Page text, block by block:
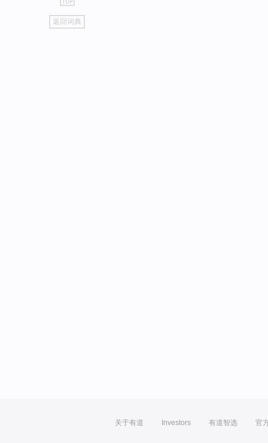
go
top
返回词典
关于有道 Investors 有道智选 官